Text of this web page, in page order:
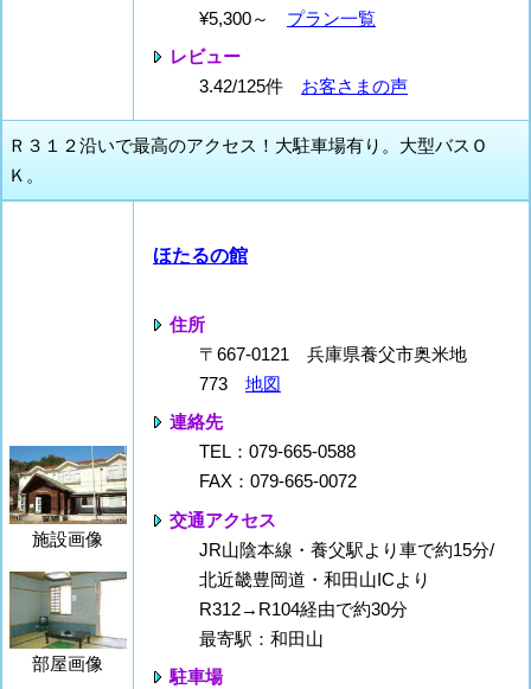
¥5,300～ プラン一覧
レビュー
3.42/125件 お客さまの声
Ｒ３１２沿いで最高のアクセス！大駐車場有り。大型バスＯ
Ｋ。
施設画像
部屋画像
ほたるの館
住所
〒667-0121 兵庫県養父市奥米地
773 地図
連絡先
TEL：079-665-0588
FAX：079-665-0072
交通アクセス
JR山陰本線・養父駅より車で約15分/
北近畿豊岡道・和田山ICより
R312→R104経由で約30分
最寄駅：和田山
駐車場